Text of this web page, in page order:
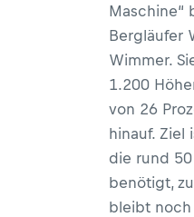
Maschine“
Bergläufer
Wimmer.
1.200
von 26
hinauf. Ziel
die rund
benötigt,
bleibt noch